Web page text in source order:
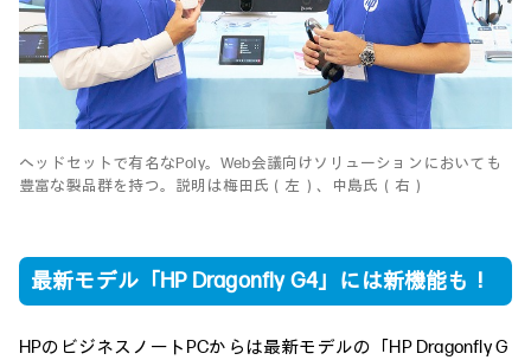
ヘッドセットで有名なPoly。Web会議向けソリューションにおいても
豊富な製品群を持つ。説明は梅田氏（左）、中島氏（右）
最新モデル「HP Dragonfly G4」には新機能も！
HPのビジネスノートPCからは最新モデルの「HP Dragonfly G